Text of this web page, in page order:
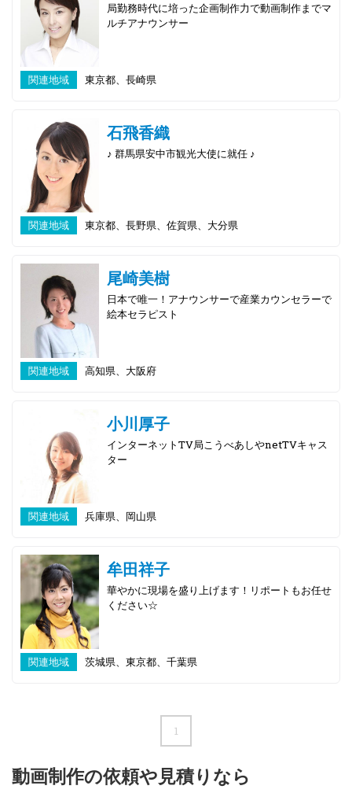
局勤務時代に培った企画制作力で動画制作までマ
ルチアナウンサー
関連地域 東京都、長崎県
石飛香織
♪ 群馬県安中市観光大使に就任 ♪
関連地域 東京都、長野県、佐賀県、大分県
尾崎美樹
日本で唯一！アナウンサーで産業カウンセラーで
絵本セラピスト
関連地域 高知県、大阪府
小川厚子
インターネットTV局こうべあしやnetTVキャス
ター
関連地域 兵庫県、岡山県
牟田祥子
華やかに現場を盛り上げます！リポートもお任せ
ください☆
関連地域 茨城県、東京都、千葉県
1
動画制作の依頼や見積りなら